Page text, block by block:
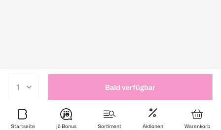
Bald verfügbar
Startseite jö Bonus Sortiment Aktionen Warenkorb